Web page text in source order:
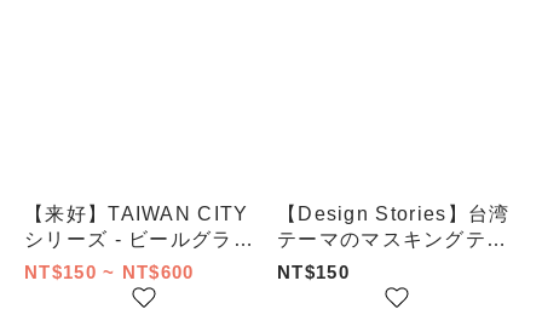
【来好】TAIWAN CITY
シリーズ - ビールグラス
(新竹)
NT$150 ~ NT$600
【Design Stories】台湾
テーマのマスキングテー
プ – 茶器
NT$150